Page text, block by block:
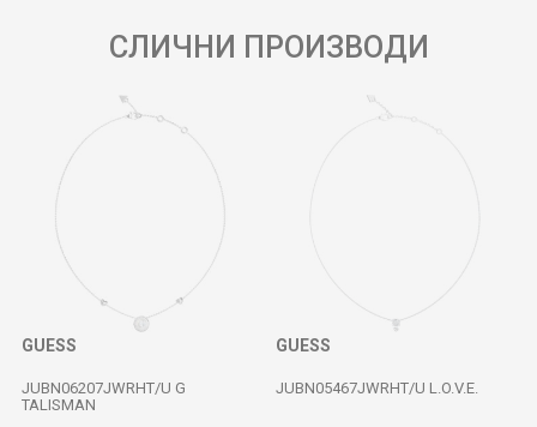
СЛИЧНИ ПРОИЗВОДИ
GUESS
JUBN06207JWRHT/U G
TALISMAN
GUESS
JUBN05467JWRHT/U L.O.V.E.